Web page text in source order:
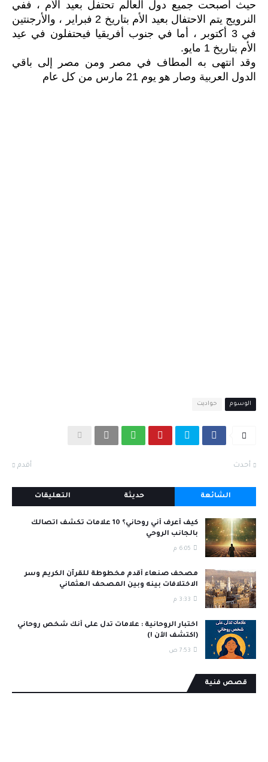
حيث أصبحت جميع دول العالم تحتفل بعيد الأم ، ففي
النرويج يتم الاحتفال بعيد الأم بتاريخ 2 فبراير ، والأرجنتين
في 3 أكتوبر ، أما في جنوب أفريقيا فيحتفلون في عيد
الأم بتاريخ 1 مايو
.
وقد انتهى به المطاف في مصر ومن مصر إلى باقي
الدول العربية وصار هو يوم 21 مارس من كل عام
الوسوم حواديت
أحدث أقدم
الشائعة حديثة التعليقات
كيف أعرف أني روحاني؟ 10 علامات تكشف اتصالك
بالجانب الروحي
6:05 م
مصحف صنعاء أقدم مخطوطة للقرآن الكريم وسر
الاختلافات بينه وبين المصحف العثماني
3:33 م
اختبار الروحانية : علامات تدل على أنك شخص روحاني
(اكتشف الآن !)
7:53 ص
قصص فنية